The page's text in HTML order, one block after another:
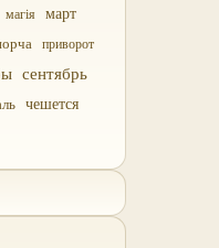
магія март
приворот
сентябрь
чешется